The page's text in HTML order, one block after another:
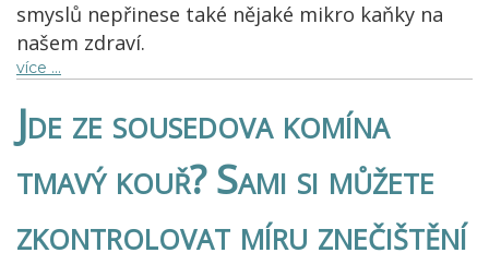
smyslů nepřinese také nějaké mikro kaňky na
našem zdraví.
více …
Jde ze sousedova komína
tmavý kouř? Sami si můžete
zkontrolovat míru znečištění